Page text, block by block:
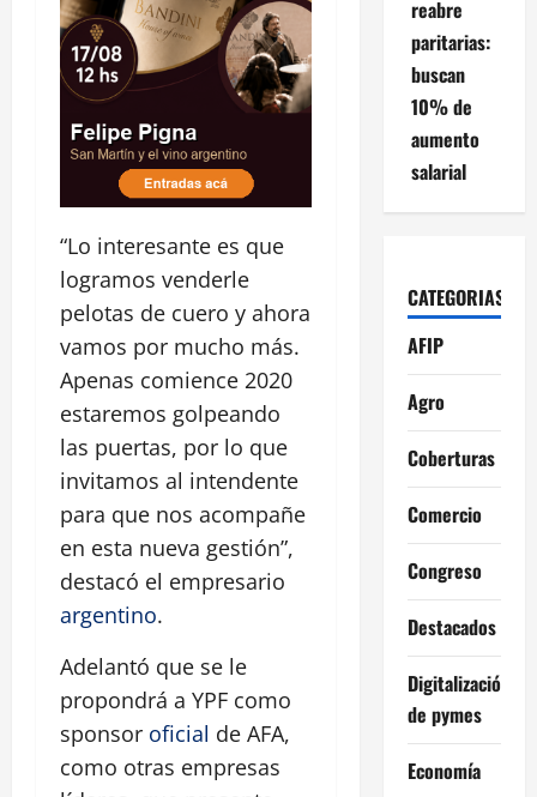
“Lo interesante es que
logramos venderle
pelotas de cuero y ahora
vamos por mucho más.
Apenas comience 2020
estaremos golpeando
las puertas, por lo que
invitamos al intendente
para que nos acompañe
en esta nueva gestión”,
destacó el empresario
argentino.
Adelantó que se le
propondrá a YPF como
sponsor oficial de AFA,
como otras empresas
reabre
paritarias:
buscan
10% de
aumento
salarial
CATEGORIAS
AFIP
Agro
Coberturas
Comercio
Congreso
Destacados
Digitalización
de pymes
Economía